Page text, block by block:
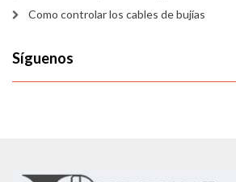
Como controlar los cables de bujías
Síguenos